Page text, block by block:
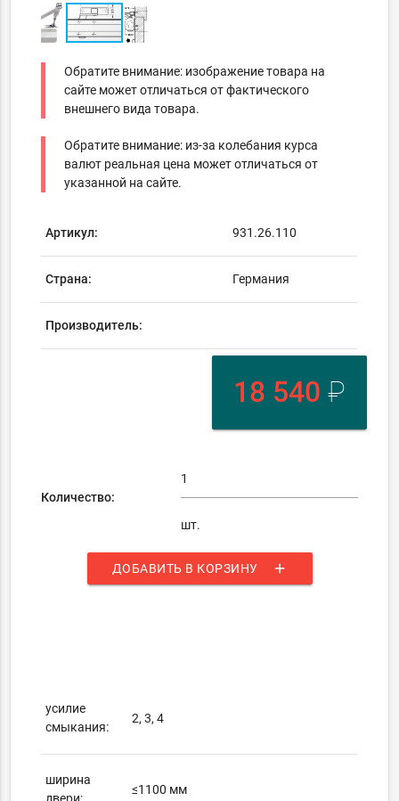
Обратите внимание: изображение товара на
сайте может отличаться от фактического
внешнего вида товара.
Обратите внимание: из-за колебания курса
валют реальная цена может отличаться от
указанной на сайте.
Артикул: 931.26.110
Страна: Германия
Производитель:
18 540 ₽
Количество:
шт.
ДОБАВИТЬ В КОРЗИНУ add
усилие
смыкания:
2, 3, 4
ширина
≤1100 мм